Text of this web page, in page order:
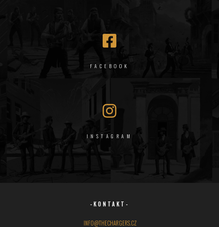
FACEBOOK
INSTAGRAM
-KONTAKT-
INFO@THECHARGERS.CZ